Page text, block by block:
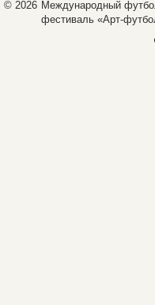
© 2026 Международный
фестиваль «Арт-